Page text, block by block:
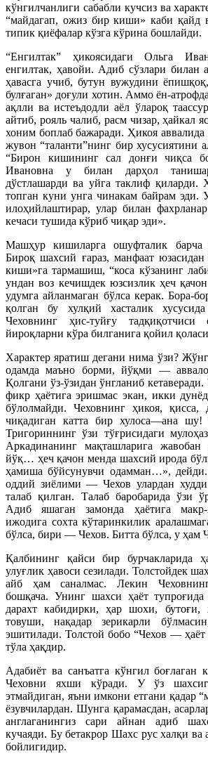
кўнгилчанлиги сабабли кучсиз ва
“майдагап, ожиз бир киши» каби қайд
типик қиёфалар кўзга кўрина бошлайди.
“Енгилтак” ҳикоясидаги Ольга
енгилтак, ҳавойи. Адиб сўзлари билан
ҳавасга учиб, бутун вужудини
булғаган» доғули хотин. Аммо ён-
ақлли ва истеъдодли аёл ўлароқ
айтиб, рояль чалиб, расм чизар, ҳайкал
хоним боплаб бажаради. Ҳикоя аввалида
жувон “таланти”нинг бир хусусиятини
“Бирон кишининг сал донғи чиқса
Ивановна у билан дарҳол
дўстлашарди ва уйга таклиф
топган куни унга чинакам байрам эди.
илоҳийлаштирар, улар билан
кечаси тушида кўриб чиқар эди».
Машҳур кишиларга ошуфталик барча
Бироқ шахсий ғараз, манфаат
киши»га тармашиш, “коса кўзанинг
ундан воз кечишдек юзсизлик ҳеч
удумга айланмаган бўлса керак. Бора-
қолган бу хулқий хасталик
Чеховнинг ҳис-туйғу тадқиқотчиси
йироқларни кўра билганига қойил
Характер яратиш дегани нима ўзи?
одамда маъно борми, йўқми —
Қолгани ўз-ўзидан ўнгланиб
фикр ҳаётига эришмас экан, икки
бўлолмайди. Чеховнинг ҳикоя, қисса,
чиқадиган катта бир хулоса—ана шу!
Тригориннинг ўзи тўғрисидаги
Аркадинанинг мақташларига
йўқ… ҳеч қачон менда шахсий ирода
ҳамиша бўйсунувчи одамман…»,
оддий зиёлими — Чехов улардан
талаб қилган. Талаб баробарида ўзи
Адиб яшаган замонда ҳаётига
ижодига сохта кўтаринкилик
бўлса, бири — Чехов. Битта бўлса, у ҳам
Қалбининг қайси бир бурчакларида
улуғлик ҳавоси сезилади. Толстойдек
айб ҳам саналмас. Лекин
бошқача. Унинг шахси ҳаёт тупроғида
дарахт кабидирки, ҳар шохи, бутоғи,
товуши, нақадар зерикарли
эшитилади. Толстой бобо “Чехов — ҳаёт
тўла ҳақдир.
Адабиёт ва санъатга кўнгил боғлаган
Чеховни яхши кўради. У ўз
этмайдиган, яъни имкони етгани қадар
ёзувчилардан. Шунга қарамасдан,
англаганингиз сари айнан адиб
кучаяди. Бу бетакрор Шахс рус халқи ва
бойлигидир.